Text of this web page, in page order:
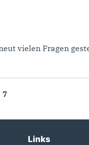
vielen Fragen
7
Links